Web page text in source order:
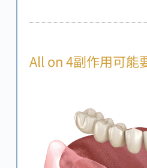
All on 4副作用可能